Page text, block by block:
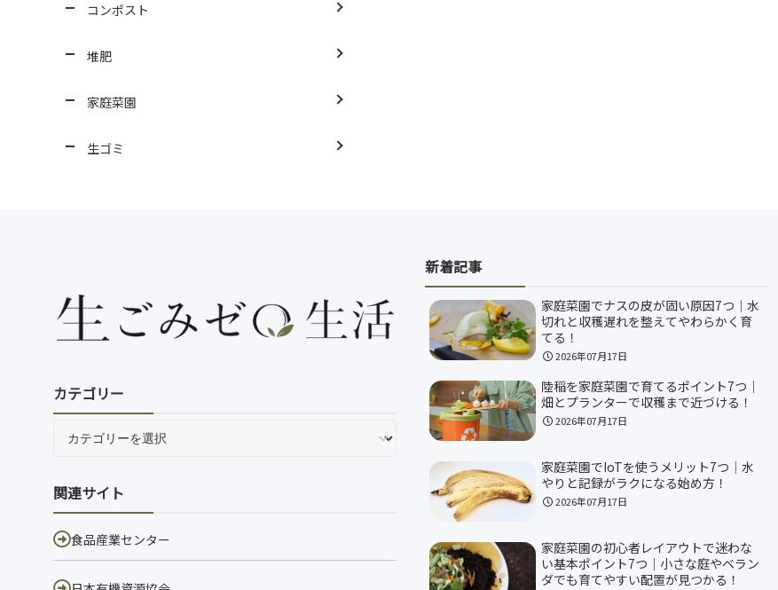
コンポスト
堆肥
家庭菜園
生ゴミ
カテゴリー
関連サイト
食品産業センター
新着記事
家庭菜園でナスの皮が固い原因7つ｜水
切れと収穫遅れを整えてやわらかく育
てる！
2026年07月17日
陸稲を家庭菜園で育てるポイント7つ｜
畑とプランターで収穫まで近づける！
2026年07月17日
家庭菜園でIoTを使うメリット7つ｜水
やりと記録がラクになる始め方！
2026年07月17日
家庭菜園の初心者レイアウトで迷わな
い基本ポイント7つ｜小さな庭やベラン
ダでも育てやすい配置が見つかる！